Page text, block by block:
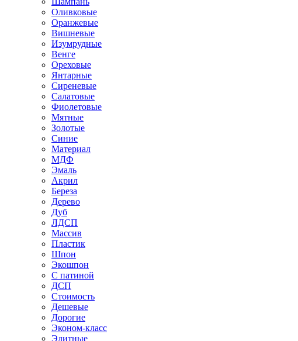
Оливковые
Оранжевые
Вишневые
Изумрудные
Венге
Ореховые
Янтарные
Сиреневые
Салатовые
Фиолетовые
Мятные
Золотые
Синие
Материал
МДФ
Эмаль
Акрил
Береза
Дерево
Дуб
ЛДСП
Массив
Пластик
Шпон
Экошпон
С патиной
ДСП
Стоимость
Дешевые
Дорогие
Эконом-класс
Элитные